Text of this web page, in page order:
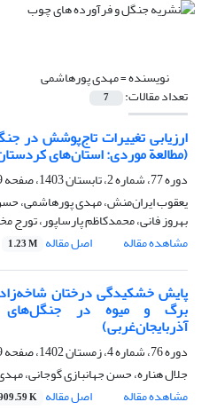
نویسنده =مهدی پورهاشمی
تعداد مقالات: 7
ارزیابی تغییرات تاج‌پوشش در
(مطالعة موردی: استان‌های
دوره 77، شماره 2، تابستان 1403، صفحه
یعقوب ایران‌منش، مهدی پورهاشمی، حسن
بهروز فانی، محمدکاظم پارساپور، تورج
مشاهده مقاله
اصل مقاله 1.23 M
پایش خشکیدگی درختان
برگ و میوه در جنگل‌های
آذربایجان‌غربی)
دوره 76، شماره 4، زمستان 1402، صفحه
جلال هناره، حسن جهانبازی گوجانی،
مشاهده مقاله
اصل مقاله K